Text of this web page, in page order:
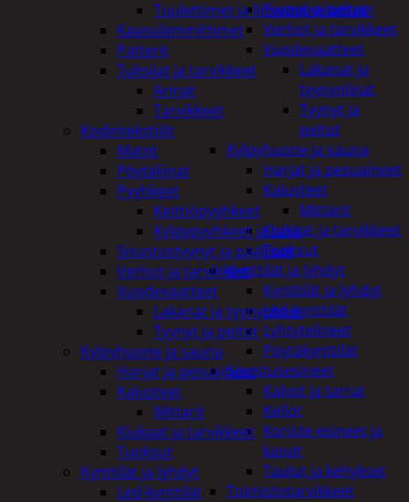
Tyynyt ja peitot
Verhot ja tarvikkeet
Vuodevaatteet
Lakanat ja
tyynynlinat
Tyynyt ja
peitot
Kylpyhuone ja sauna
Harjat ja pesuaineet
Kalusteet
Mittarit
Kiukaat ja tarvikkeet
Tuoksut
Kynttilät ja lyhdyt
Kynttilät ja lyhdyt
Led-kynttilät
Lyhtytelineet
Pöytäkynttilät
Sisustusesineet
Kalvot ja tarrat
Kellot
Koriste-esineet ja
kasvit
Taulut ja kehykset
Toimistotarvikkeet
Tuulettimet ja Ilmastointilaitteet
Kaasulämmittimet
Patterit
Tulisijat ja tarvikkeet
Arinat
Tarvikkeet
Kodintekstiilit
Matot
Pöytäliinat
Pyyhkeet
Keittiöpyyhkeet
Kylpypyyhkeet ja takit
Sisustustyynyt ja päälliset
Verhot ja tarvikkeet
Vuodevaatteet
Lakanat ja tyynynlinat
Tyynyt ja peitot
Kylpyhuone ja sauna
Harjat ja pesuaineet
Kalusteet
Mittarit
Kiukaat ja tarvikkeet
Tuoksut
Kynttilät ja lyhdyt
Led-kynttilät